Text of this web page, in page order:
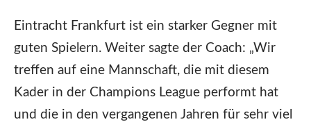
Eintracht Frankfurt ist ein starker Gegner mit
guten Spielern. Weiter sagte der Coach: „Wir
treffen auf eine Mannschaft, die mit diesem
Kader in der Champions League performt hat
und die in den vergangenen Jahren für sehr viel